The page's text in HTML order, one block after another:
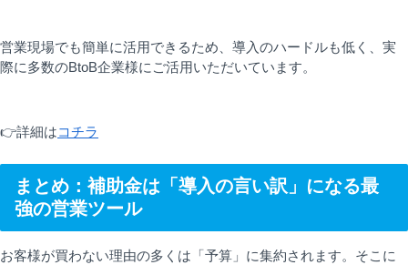
営業現場でも簡単に活用できるため、導入のハードルも低く、実
際に多数のBtoB企業様にご活用いただいています。
👉詳細はコチラ
まとめ：補助金は「導入の言い訳」になる最
強の営業ツール
お客様が買わない理由の多くは「予算」に集約されます。そこに